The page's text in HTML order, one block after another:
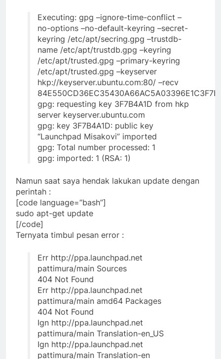
Executing: gpg –ignore-time-conflict –
no-options –no-default-keyring –secret-
keyring /etc/apt/secring.gpg –trustdb-
name /etc/apt/trustdb.gpg –keyring
/etc/apt/trusted.gpg –primary-keyring
/etc/apt/trusted.gpg –keyserver
hkp://keyserver.ubuntu.com:80/ –recv
gpg: requesting key 3F7B4A1D from hkp
server keyserver.ubuntu.com
gpg: key 3F7B4A1D: public key
“Launchpad Misakovi” imported
gpg: Total number processed: 1
gpg: imported: 1 (RSA: 1)
Namun saat saya hendak lakukan update dengan
perintah :
[code language=”bash”]
sudo apt-get update
[/code]
Ternyata timbul pesan error :
Err http://ppa.launchpad.net
pattimura/main Sources
404 Not Found
Err http://ppa.launchpad.net
pattimura/main amd64 Packages
404 Not Found
Ign http://ppa.launchpad.net
pattimura/main Translation-en_US
Ign http://ppa.launchpad.net
pattimura/main Translation-en